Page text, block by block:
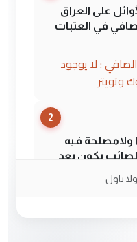
على العراق
في العتبات
: لا يوجود
وتويتر
2
ولامصلحة فيه
الصائب يكون بعد
باول